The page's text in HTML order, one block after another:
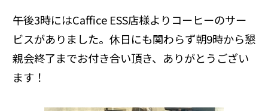
午後3時にはCaffice ESS店様よりコーヒーのサー
ビスがありました。休日にも関わらず朝9時から懇
親会終了までお付き合い頂き、ありがとうござい
ます！